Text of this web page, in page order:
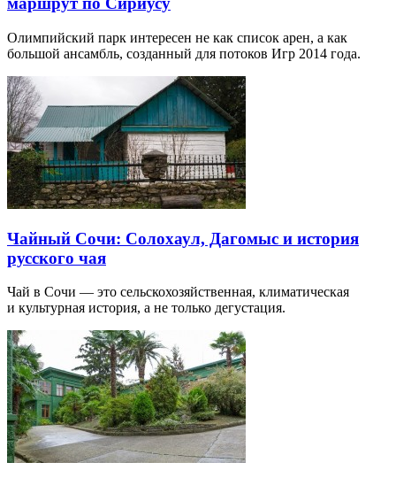
Олимпийский парк интересен не как список арен, а как
большой ансамбль, созданный для потоков Игр 2014 года.
Чайный Сочи: Солохаул, Дагомыс и история
русского чая
Чай в Сочи — это сельскохозяйственная, климатическая
и культурная история, а не только дегустация.